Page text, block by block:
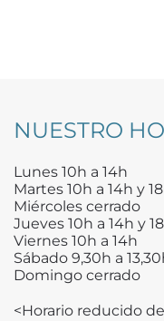
NUESTRO
Lunes 10h a 14h
Martes 10h a 14h y
Miércoles cerrado
Jueves 10h a 14h y
Viernes 10h a 14h
Sábado 9,30h a
Domingo cerrado
<Horario reducido